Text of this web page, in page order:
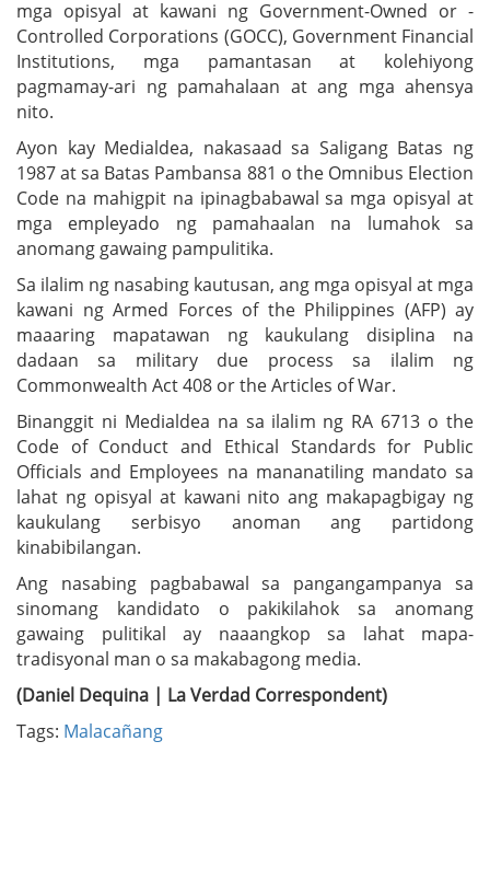
mga opisyal at kawani ng Government-Owned or -
Controlled Corporations (GOCC), Government Financial
Institutions, mga pamantasan at kolehiyong
pagmamay-ari ng pamahalaan at ang mga ahensya
nito.
Ayon kay Medialdea, nakasaad sa Saligang Batas ng
1987 at sa Batas Pambansa 881 o the Omnibus Election
Code na mahigpit na ipinagbabawal sa mga opisyal at
mga empleyado ng pamahaalan na lumahok sa
anomang gawaing pampulitika.
Sa ilalim ng nasabing kautusan, ang mga opisyal at mga
kawani ng Armed Forces of the Philippines (AFP) ay
maaaring mapatawan ng kaukulang disiplina na
dadaan sa military due process sa ilalim ng
Commonwealth Act 408 or the Articles of War.
Binanggit ni Medialdea na sa ilalim ng RA 6713 o the
Code of Conduct and Ethical Standards for Public
Officials and Employees na mananatiling mandato sa
lahat ng opisyal at kawani nito ang makapagbigay ng
kaukulang serbisyo anoman ang partidong
kinabibilangan.
Ang nasabing pagbabawal sa pangangampanya sa
sinomang kandidato o pakikilahok sa anomang
gawaing pulitikal ay naaangkop sa lahat mapa-
tradisyonal man o sa makabagong media.
(Daniel Dequina | La Verdad Correspondent)
Tags: Malacañang